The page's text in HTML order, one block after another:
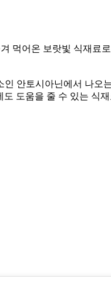
먹어온 보랏빛 식재료
인 안토시아닌에서 나
도움을 줄 수 있는 식